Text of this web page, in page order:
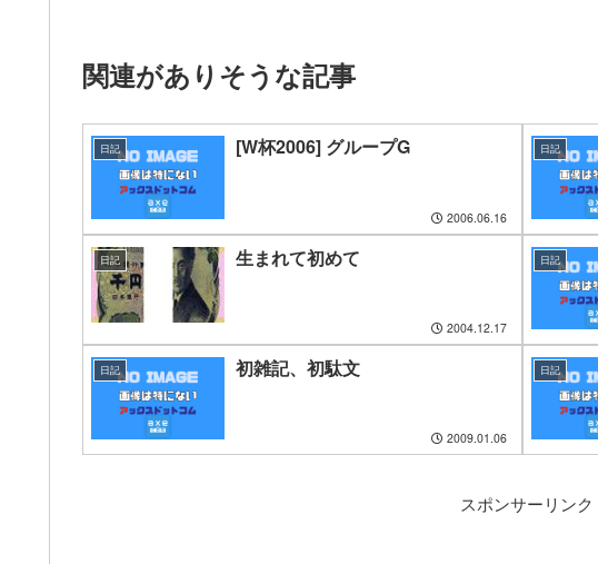
関連がありそうな記事
日記 [W杯2006] グループG
2006.06.16
日記
日記 生まれて初めて
2004.12.17
日記
日記 初雑記、初駄文
2009.01.06
日記
スポンサーリンク